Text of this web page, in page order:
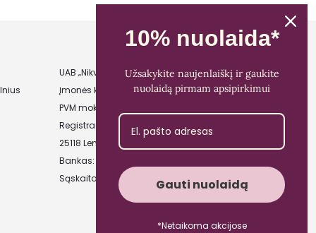
UAB „Nikvera”
Įmonės kodas: 303481944
PVM mokėtojo kodas: LT100011828014
Registracijos adresas: Bažnyčios g. 23-36,
25118 Lentvaris, Trakų r.
Bankas: Paysera LT
Sąskaitos Nr.: LT89 3500 0100 0165 5773
10% nuolaida*
Užsakykite naujenlaiškį ir gaukite
nuolaidą pirmam apsipirkimui
Gauti nuolaidą
*Netaikoma akcijose